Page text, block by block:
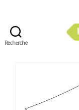
Recherche